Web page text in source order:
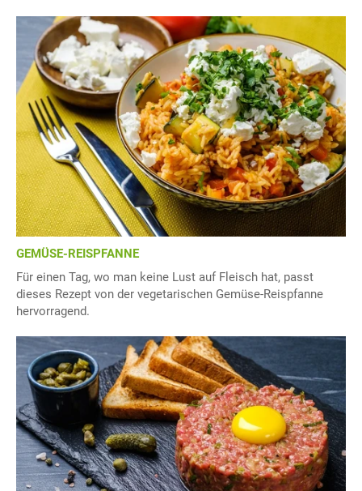
GEMÜSE-REISPFANNE
Für einen Tag, wo man keine Lust auf Fleisch hat, passt
dieses Rezept von der vegetarischen Gemüse-Reispfanne
hervorragend.